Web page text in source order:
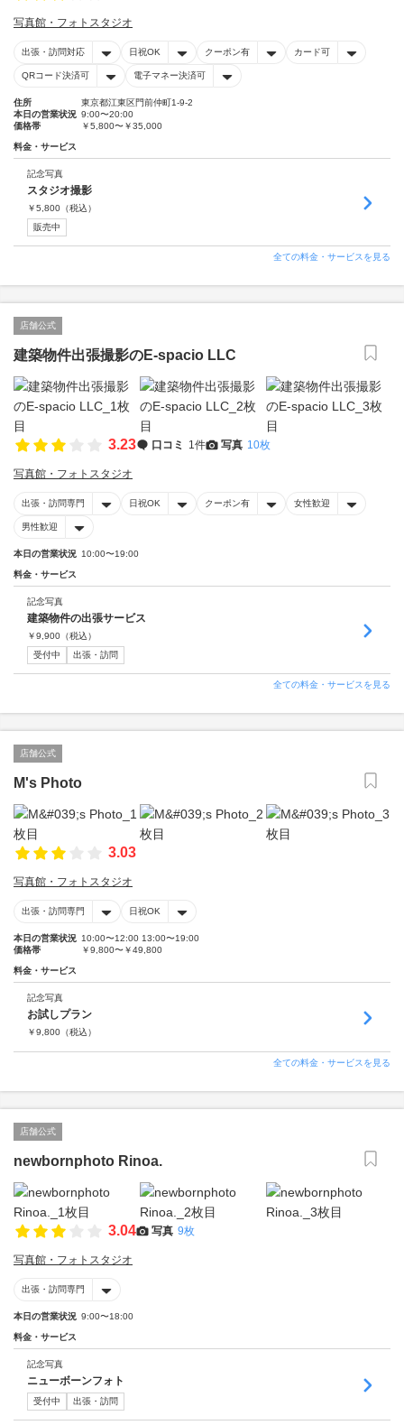
写真館・フォトスタジオ
出張・訪問対応 日祝OK クーポン有 カード可
QRコード決済可 電子マネー決済可
住所
東京都江東区門前仲町1-9-2
本日の営業状況 9:00〜20:00
価格帯
￥5,800〜￥35,000
料金・サービス
記念写真
スタジオ撮影
￥5,800 （税込）
販売中
全ての料金・サービスを見る
店舗公式
建築物件出張撮影のE-spacio LLC
3.23 口コミ 1件 写真 10枚
写真館・フォトスタジオ
出張・訪問専門 日祝OK クーポン有 女性歓迎
男性歓迎
本日の営業状況 10:00〜19:00
料金・サービス
記念写真
建築物件の出張サービス
￥9,900 （税込）
受付中
出張・訪問
全ての料金・サービスを見る
店舗公式
M's Photo
3.03
写真館・フォトスタジオ
出張・訪問専門 日祝OK
本日の営業状況 10:00〜12:00 13:00〜19:00
価格帯
￥9,800〜￥49,800
料金・サービス
記念写真
お試しプラン
￥9,800 （税込）
全ての料金・サービスを見る
店舗公式
newbornphoto Rinoa.
3.04 写真 9枚
写真館・フォトスタジオ
出張・訪問専門
本日の営業状況 9:00〜18:00
料金・サービス
記念写真
ニューボーンフォト
受付中 出張・訪問